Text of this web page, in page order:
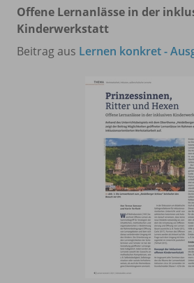
Offene Lernanlässe in der
Kinderwerkstatt
Beitrag aus Lernen konkret -